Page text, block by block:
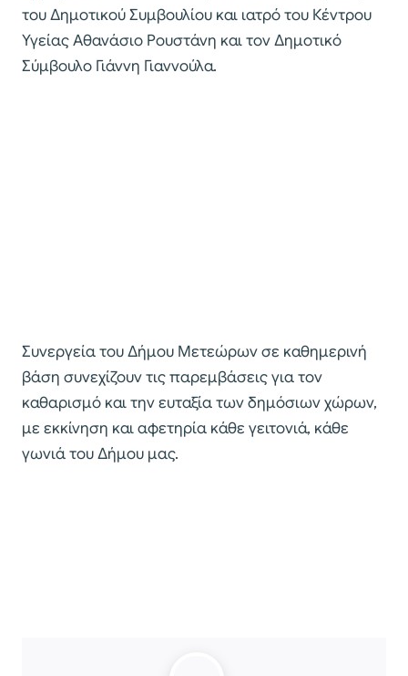
του Δημοτικού Συμβουλίου και ιατρό του Κέντρου
Υγείας Αθανάσιο Ρουστάνη και τον Δημοτικό
Σύμβουλο Γιάννη Γιαννούλα.
Συνεργεία του Δήμου Μετεώρων σε καθημερινή
βάση συνεχίζουν τις παρεμβάσεις για τον
καθαρισμό και την ευταξία των δημόσιων χώρων,
με εκκίνηση και αφετηρία κάθε γειτονιά, κάθε
γωνιά του Δήμου μας.